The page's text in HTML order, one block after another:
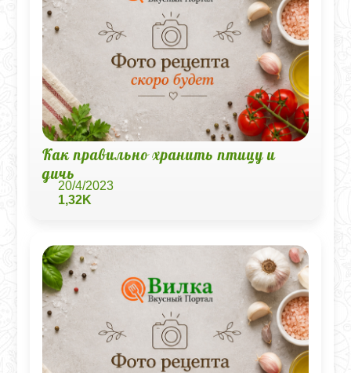
Как правильно хранить птицу и
дичь
20/4/2023
1,32K